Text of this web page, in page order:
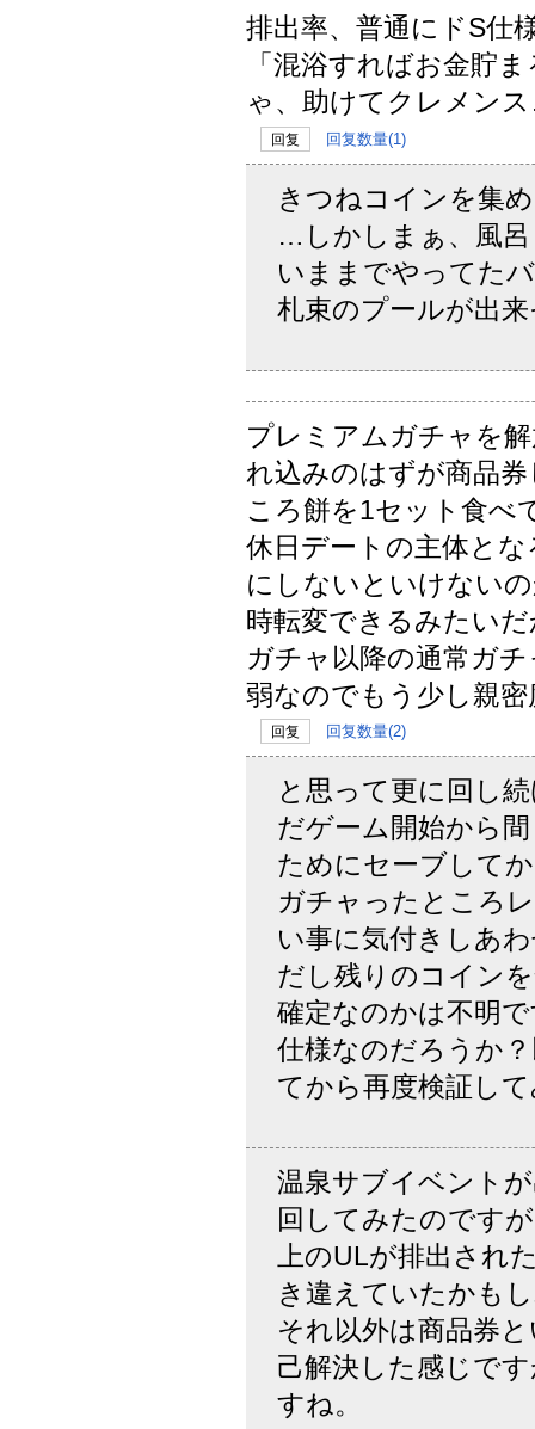
排出率、普通にドS
「混浴すればお金貯
ゃ、助けてクレメン
回复 回复数量(1)
きつねコインを集
…しかしまぁ、風
いままでやってた
札束のプールが出
プレミアムガチャを
れ込みのはずが商品
ころ餅を1セット食べ
休日デートの主体と
にしないといけない
時転変できるみたい
ガチャ以降の通常ガ
弱なのでもう少し親
回复 回复数量(2)
と思って更に回し
だゲーム開始から
ためにセーブして
ガチャったところ
い事に気付きしあ
だし残りのコイン
確定なのかは不明
仕様なのだろうか
てから再度検証し
温泉サブイベント
回してみたのです
上のULが排出され
き違えていたかも
それ以外は商品券
己解決した感じで
すね。